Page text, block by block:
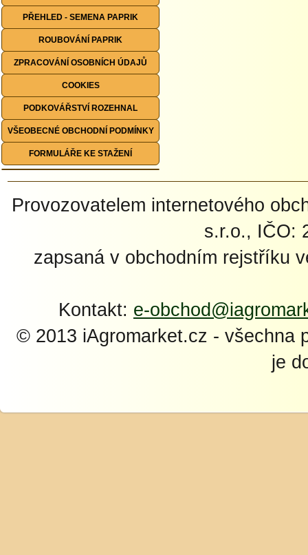
PŘEHLED - SEMENA PAPRIK
ROUBOVÁNÍ PAPRIK
ZPRACOVÁNÍ OSOBNÍCH ÚDAJŮ
COOKIES
PODKOVÁŘSTVÍ ROZEHNAL
VŠEOBECNÉ OBCHODNÍ PODMÍNKY
FORMULÁŘE KE STAŽENÍ
Provozovatelem internetového
s.r.o., IČO:
zapsaná v obchodním rejstříku
Kontakt: e-
© 2013 iAgromarket.cz - všechna
je